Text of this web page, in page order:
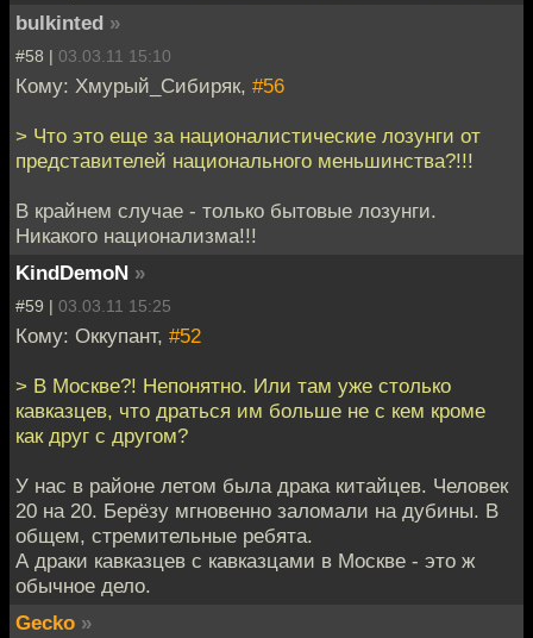
bulkinted »
#58 | 03.03.11 15:10
Кому: Хмурый_Сибиряк, #56
> Что это еще за националистические лозунги от
представителей национального меньшинства?!!!
В крайнем случае - только бытовые лозунги.
Никакого национализма!!!
KindDemoN »
#59 | 03.03.11 15:25
Кому: Оккупант, #52
> В Москве?! Непонятно. Или там уже столько
кавказцев, что драться им больше не с кем кроме
как друг с другом?
У нас в районе летом была драка китайцев. Человек
20 на 20. Берёзу мгновенно заломали на дубины. В
общем, стремительные ребята.
А драки кавказцев с кавказцами в Москве - это ж
обычное дело.
Gecko »